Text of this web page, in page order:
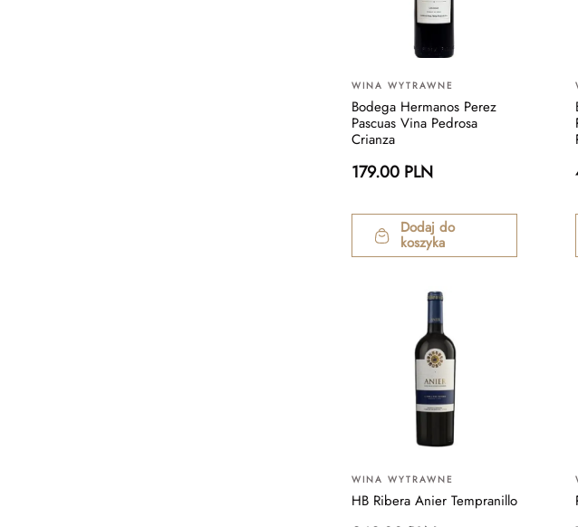
WINA WYTRAWNE
Bodega Hermanos Perez
Pascuas Vina Pedrosa
Crianza
179.00 PLN
Dodaj do
koszyka
WINA WYTRAWNE
HB Ribera Anier Tempranillo